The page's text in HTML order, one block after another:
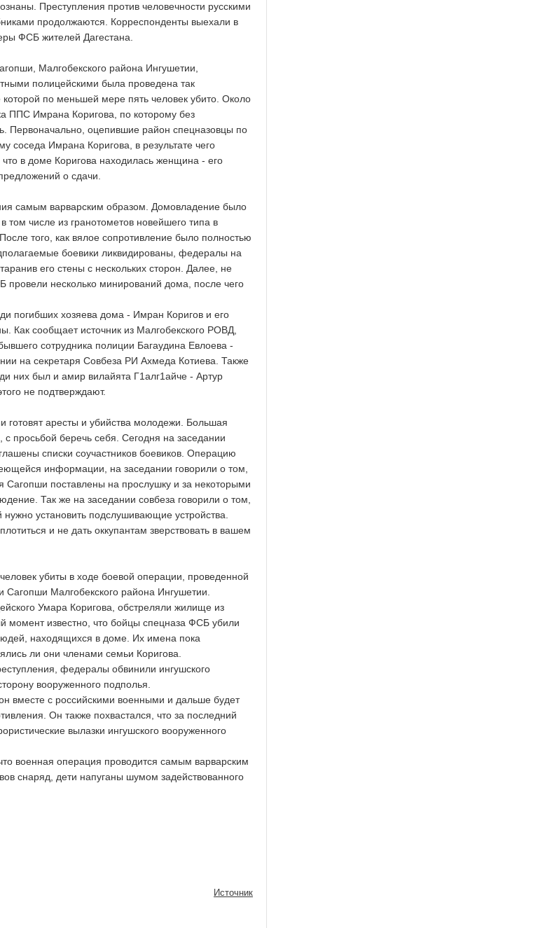
Преступления против человечности русскими
продолжаются. Корреспонденты выехали в
ФСБ жителей Дагестана.
Малгобекского района Ингушетии,
полицейскими была проведена так
по меньшей мере пять человек убито. Около
ППС Имрана Коригова, по которому без
Первоначально, оцепившие район спецназовцы по
соседа Имрана Коригова, в результате чего
в доме Коригова находилась женщина - его
о сдачи.
самым варварским образом. Домовладение было
том числе из гранотометов новейшего типа в
того, как вялое сопротивление было полностью
боевики ликвидированы, федералы на
его стены с нескольких сторон. Далее, не
провели несколько минирований дома, после чего
погибших хозяева дома - Имран Коригов и его
Как сообщает источник из Малгобекского РОВД,
сотрудника полиции Багаудина Евлоева -
на секретаря Совбеза РИ Ахмеда Котиева. Также
них был и амир вилайята Г1алг1айче - Артур
не подтверждают.
аресты и убийства молодежи. Большая
просьбой беречь себя. Сегодня на заседании
списки соучастников боевиков. Операцию
информации, на заседании говорили о том,
поставлены на прослушку и за некоторыми
Так же на заседании совбеза говорили о том,
установить подслушивающие устройства.
и не дать оккупантам зверствовать в вашем
убиты в ходе боевой операции, проведенной
Малгобекского района Ингушетии.
Умара Коригова, обстреляли жилище из
момент известно, что бойцы спецназа ФСБ убили
находящихся в доме. Их имена пока
ли они членами семьи Коригова.
федералы обвинили ингушского
вооруженного подполья.
вместе с российскими военными и дальше будет
Он также похвастался, что за последний
вылазки ингушского вооруженного
военная операция проводится самым варварским
снаряд, дети напуганы шумом задействованного
Источник